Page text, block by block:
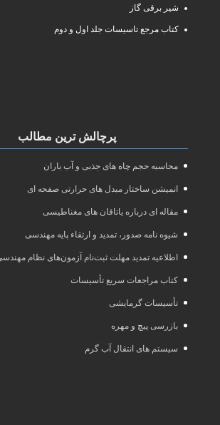
شیر برقی گاز
کتاب مرجع تاسیسات جلد اول و دوم
پرچالش ترین مطالب
محاسبه حجم چاه های جذبی و آب باران
انمیشن ساختار مبدل های حرارتی صفحه ای
مقاله ای درباره یاتاقان های مغناطیسی
شیوه نامه صدور، تمدید و ارتقاء پایه مهندسی
اطلاعیه تمدید مهلت ثبت‌نام آزمون‌های نظام مهندسی
کتاب مراجعات سریع تأسیسات
تأسیسات گرمایشی
بازرسی پیچ و مهره
سیستم های انتقال آب گرم